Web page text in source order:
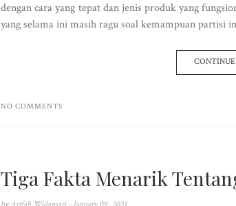
dengan cara yang tepat dan jenis produk yang
yang selama ini masih ragu soal kemampuan partisi
NO COMMENTS
Tiga Fakta Menarik